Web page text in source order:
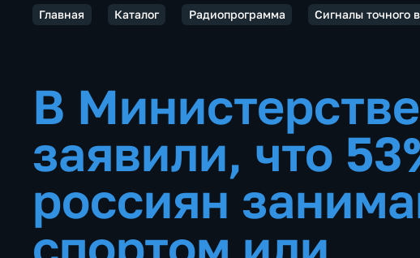
Главная Каталог Радиопрограмма Сигналы точного
В
заявили, что
россиян